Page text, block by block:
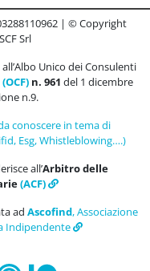
| © Copyright
Srl
Unico dei Consulenti
(OCF)n. 961 del 1 dicembre
n.9.
conoscere in tema di
Esg, Whistleblowing….)
all’Arbitro delle
(ACF)
ad Ascofind, Associazione
Indipendente